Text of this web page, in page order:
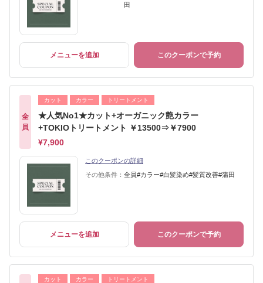
田
メニューを追加 このクーポンで予約
全
員
カット カラー トリートメント
★人気No1★カット+オーガニック艶カラー
+TOKIOトリートメント ￥13500⇒￥7900
¥7,900
このクーポンの詳細
その他条件： 全員#カラー#白髪染め#髪質改善#蒲田
メニューを追加 このクーポンで予約
カット カラー トリートメント